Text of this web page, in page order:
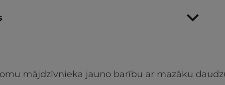
mājdzīvnieka jauno barību ar mazāku